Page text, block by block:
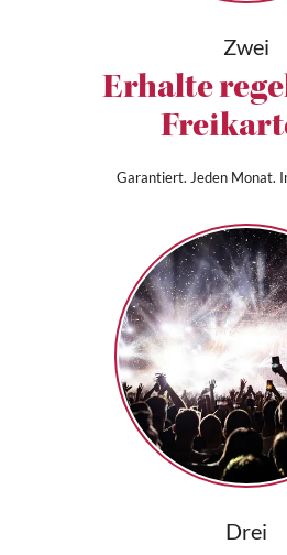
Zwei
Erhalte
Garantiert. Jeden Monat.
Drei